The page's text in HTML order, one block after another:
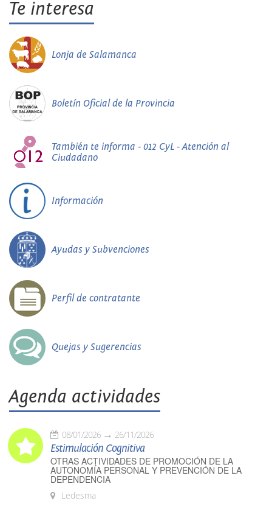
Te interesa
Lonja de Salamanca
Boletín Oficial de la Provincia
También te informa - 012 CyL - Atención al
Ciudadano
Información
Ayudas y Subvenciones
Perfil de contratante
Quejas y Sugerencias
Agenda actividades
08/01/2026 26/11/2026
Estimulación Cognitiva
OTRAS ACTIVIDADES DE PROMOCIÓN DE LA
AUTONOMÍA PERSONAL Y PREVENCIÓN DE LA
DEPENDENCIA
Ledesma